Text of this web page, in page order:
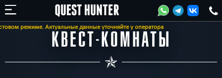
данные уточняйте у оператора
КВЕСТ-КОМНАТЫ